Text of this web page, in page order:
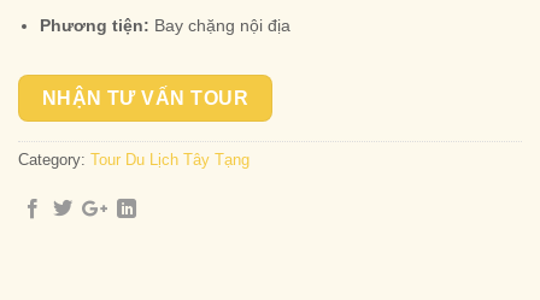
Phương tiện: Bay chặng nội địa
NHẬN TƯ VẤN TOUR
Category: Tour Du Lịch Tây Tạng